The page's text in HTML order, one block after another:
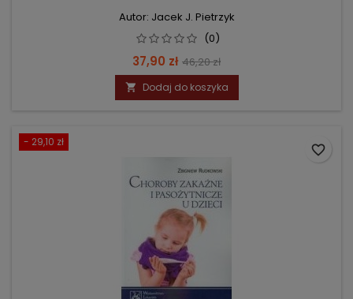
Autor: Jacek J. Pietrzyk
(0)
Cena
37,90 zł Cena
podstawowa
46,20 zł
 Dodaj do koszyka
- 29,10 zł
favorite_border